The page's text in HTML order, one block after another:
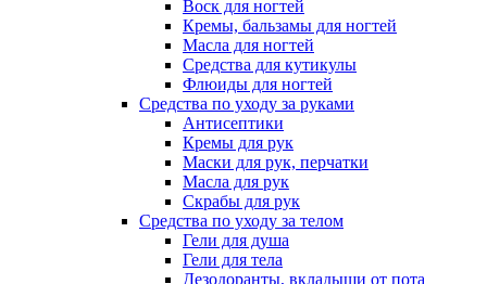
Воск для ногтей
Кремы, бальзамы для ногтей
Масла для ногтей
Средства для кутикулы
Флюиды для ногтей
Средства по уходу за руками
Антисептики
Кремы для рук
Маски для рук, перчатки
Масла для рук
Скрабы для рук
Средства по уходу за телом
Гели для душа
Гели для тела
Дезодоранты, вкладыши от пота